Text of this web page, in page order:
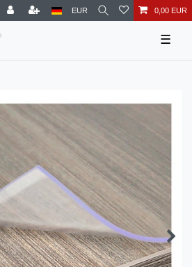
EUR 0,00 EUR
☰